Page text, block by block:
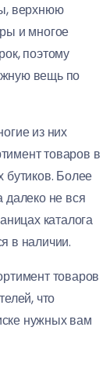
верхнюю
и многое
поэтому
вещь по
из них
товаров в
бутиков. Более
далеко не вся
каталога
в наличии.
товаров
что
нужных вам